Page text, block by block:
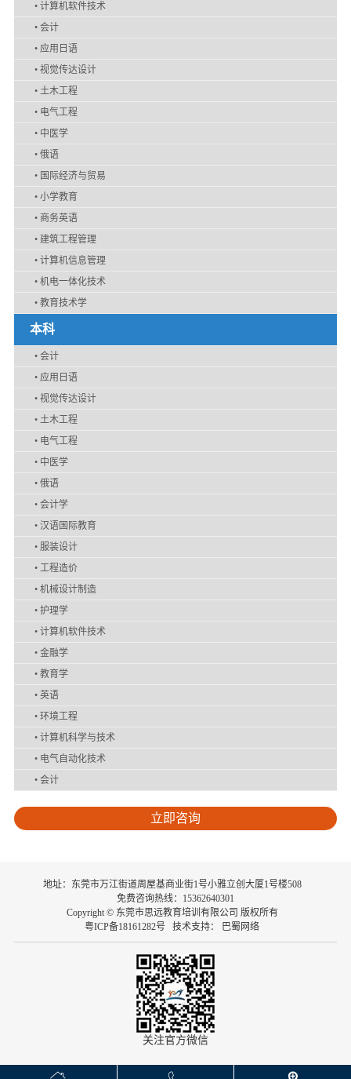
• 计算机软件技术
• 会计
• 应用日语
• 视觉传达设计
• 土木工程
• 电气工程
• 中医学
• 俄语
• 国际经济与贸易
• 小学教育
• 商务英语
• 建筑工程管理
• 计算机信息管理
• 机电一体化技术
• 教育技术学
本科
• 会计
• 应用日语
• 视觉传达设计
• 土木工程
• 电气工程
• 中医学
• 俄语
• 会计学
• 汉语国际教育
• 服装设计
• 工程造价
• 机械设计制造
• 护理学
• 计算机软件技术
• 金融学
• 教育学
• 英语
• 环境工程
• 计算机科学与技术
• 电气自动化技术
• 会计
立即咨询
地址：东莞市万江街道周屋基商业街1号小雅立创大厦1号楼508
免费咨询热线：15362640301
Copyright © 东莞市思远教育培训有限公司 版权所有
粤ICP备18161282号
技术支持： 巴蜀网络
关注官方微信